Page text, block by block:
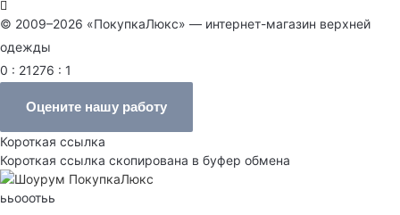
© 2009–2026 «ПокупкаЛюкс» — интернет-магазин верхней
одежды
0 : 21276 : 1
Оцените нашу работу
Короткая ссылка
Короткая ссылка скопирована в буфер обмена
ььооотьь